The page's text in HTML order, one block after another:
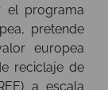
el programa
pretende
europea
reciclaje de
a escala